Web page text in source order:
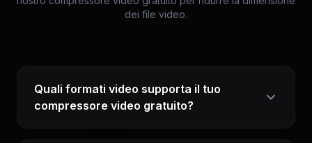
dei file video.
Quali formati video supporta il tuo
compressore video gratuito?